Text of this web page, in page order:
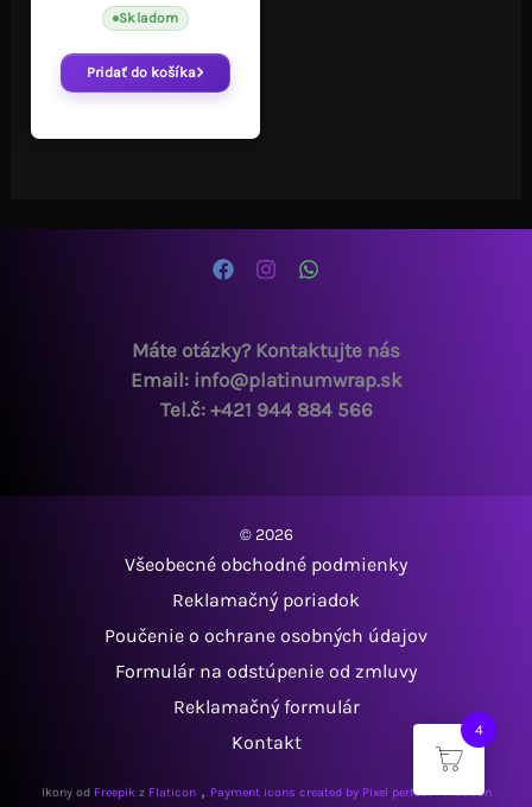
Skladom
Pridať do košíka
Máte otázky? Kontaktujte nás
Email: info@platinumwrap.sk
Tel.č: +421 944 884 566
© 2026
Všeobecné obchodné podmienky
Reklamačný poriadok
Poučenie o ochrane osobných údajov
Formulár na odstúpenie od zmluvy
Reklamačný formulár
Kontakt
Ikony od Freepikz Flaticon, Payment icons created by Pixel perfect - Flaticon
4